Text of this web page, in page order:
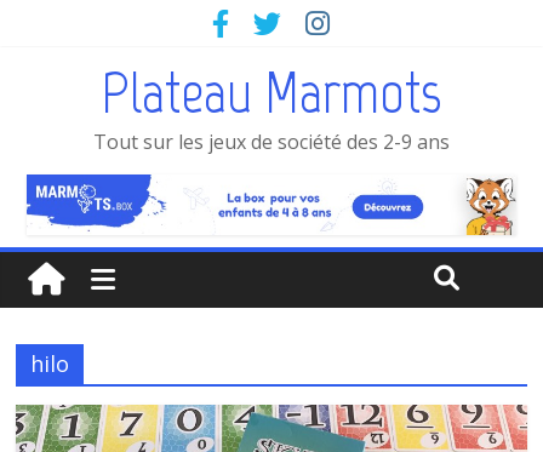
Plateau Marmots
Tout sur les jeux de société des 2-9 ans
hilo